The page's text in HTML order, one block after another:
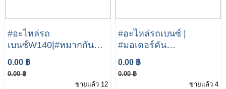
#อะไหล่รถ
เบนซ์W140|#หมากกัน
โครง
หน้า|#StabilizerLinks|
Mercedes benz W140
0.00 ฿
0.00 ฿
ขายแล้ว 12
#อะไหล่รถเบนซ์ |
#มอเตอร์คัน
เร่ง
benz W212 W204 W207
| #M271-Evo Engine
0.00 ฿
0.00 ฿
ขายแล้ว 4